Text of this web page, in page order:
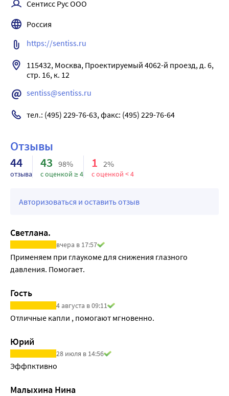
В незначительном количестве поступает в системный
кровоток путем абсорбции через сосуды конъюнктивы,
слизистой носа и слезного тракта.
Выведение
почками.
Фармакокинетика в особых клинических случаях
У новорожденных и детей младшего возраста Cmax в
взрослых.
Сентисс Рус ООО
Россия
https://sentiss.ru
115432, Москва, Проектируемый 4062-й проезд, д. 6,
стр. 16, к. 12
sentiss@sentiss.ru
тел.: (495) 229-76-63, факс: (495) 229-76-64
Отзывы
44
отзыва
43 98%
с оценкой ≥ 4
1 2%
с оценкой < 4
Авторизоваться и оставить отзыв
Светлана.
вчера в 17:57
Применяем при глаукоме для снижения глазного
давления. Помогает.
Гость
4 августа в 09:11
Отличные капли , помогают мгновенно.
Юрий
28 июля в 14:56
Эффпктивно
Малыхина Нина